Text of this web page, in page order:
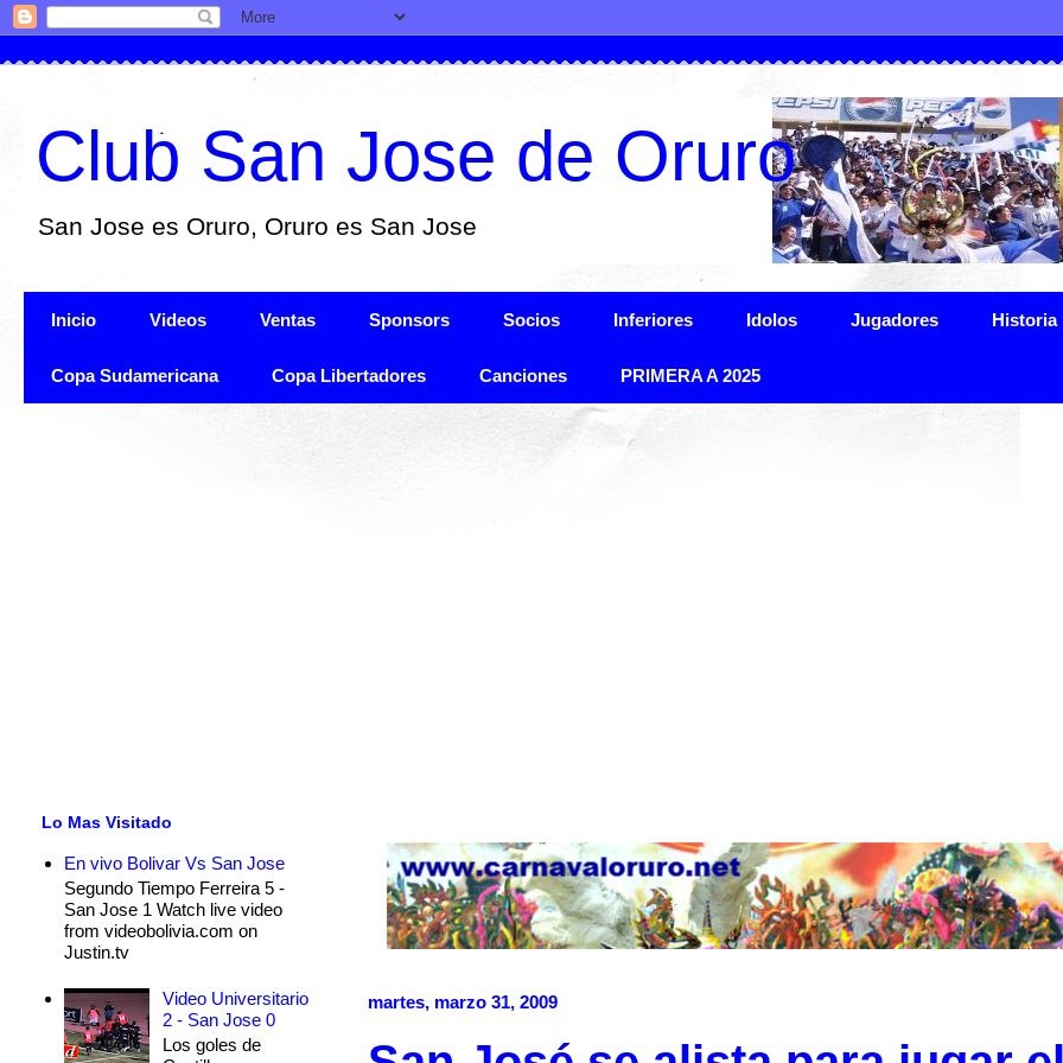
Club San Jose de Oruro
San Jose es Oruro, Oruro es San Jose
Inicio Videos Ventas Sponsors Socios Inferiores Idolos Jugadores Historia
Copa Sudamericana Copa Libertadores Canciones PRIMERA A 2025
martes, marzo 31, 2009
Lo Mas Visitado
En vivo Bolivar Vs San Jose
Segundo Tiempo Ferreira 5 -
San Jose 1 Watch live video
from videobolivia.com on
Justin.tv
Video Universitario
2 - San Jose 0
Los goles de